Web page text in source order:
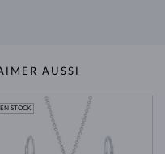
AUSSI
EN STOCK